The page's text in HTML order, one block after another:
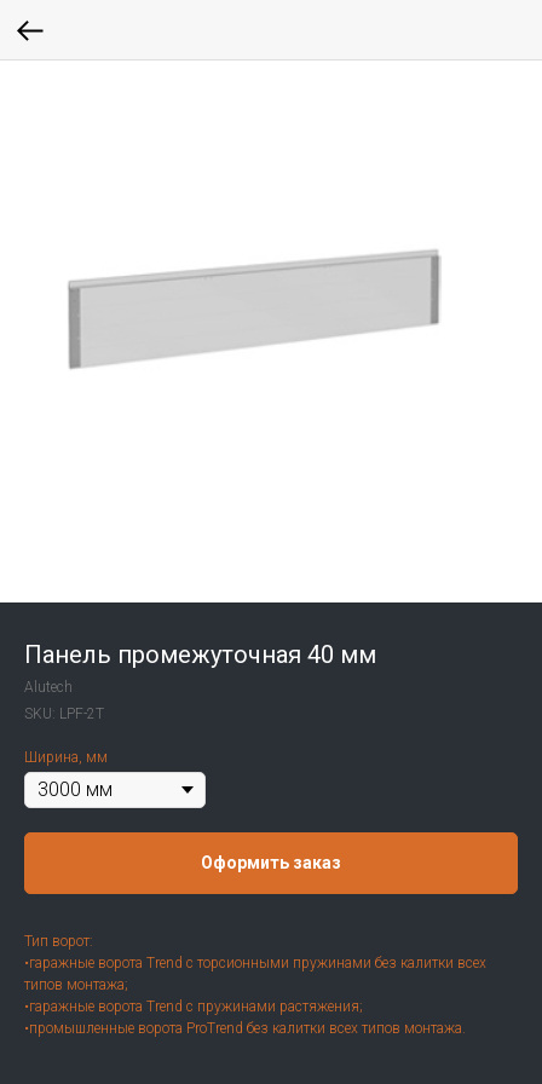
Панель промежуточная 40 мм
Alutech
SKU: LPF-2T
Ширина, мм
Оформить заказ
Тип ворот:
•гаражные ворота Trend с торсионными пружинами без калитки всех
типов монтажа;
•гаражные ворота Trend с пружинами растяжения;
•промышленные ворота ProTrend без калитки всех типов монтажа.